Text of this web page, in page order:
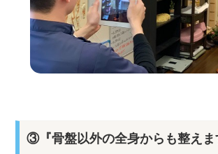
③『骨盤以外の全身からも整えま